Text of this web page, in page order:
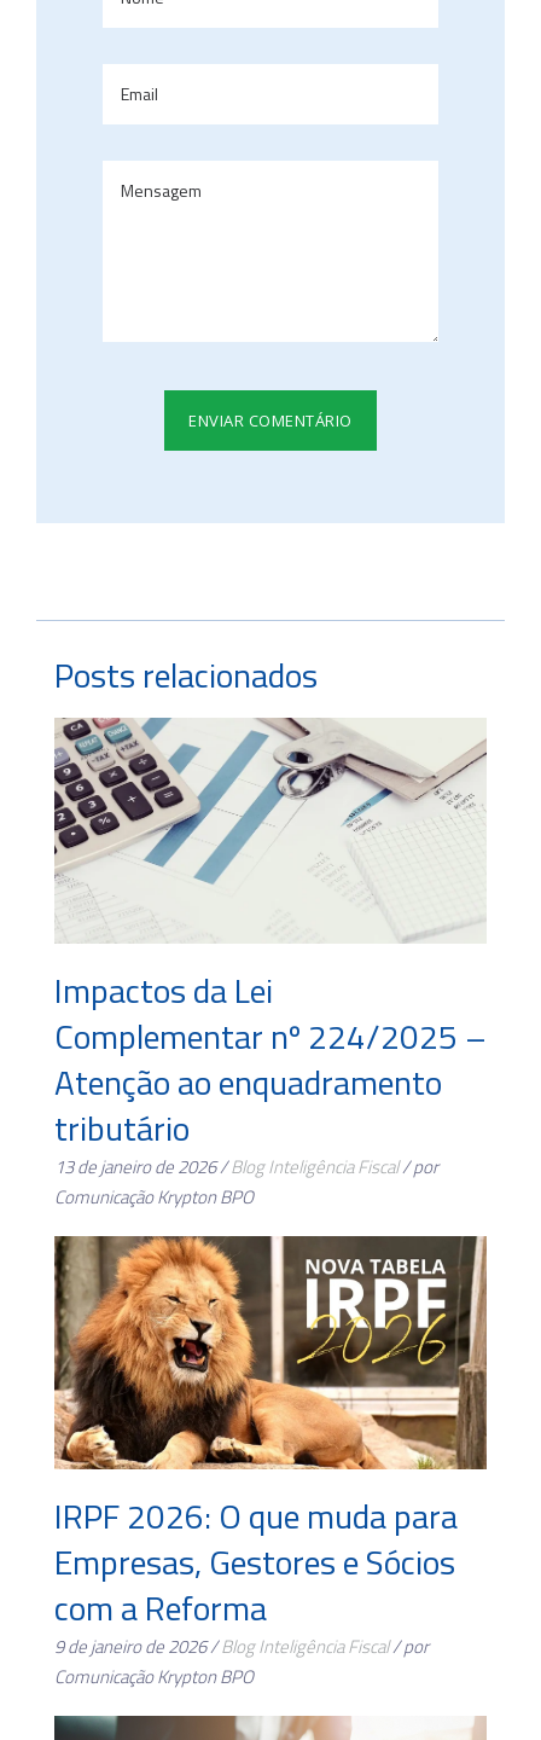
Posts relacionados
Impactos da Lei
Complementar nº 224/2025 –
Atenção ao enquadramento
tributário
13 de janeiro de 2026 /BlogInteligência Fiscal/ por
Comunicação Krypton BPO
IRPF 2026: O que muda para
Empresas, Gestores e Sócios
com a Reforma
9 de janeiro de 2026 /BlogInteligência Fiscal/ por
Comunicação Krypton BPO